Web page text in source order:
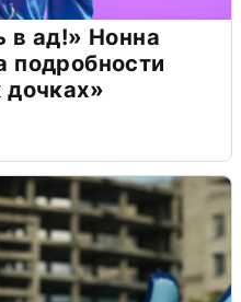
в ад!» Нонна
подробности